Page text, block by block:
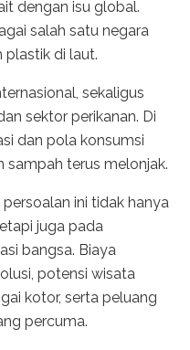
dengan isu global.
salah satu negara
di laut.
sekaligus
sektor perikanan. Di
dan pola konsumsi
terus melonjak.
ini tidak hanya
juga pada
bangsa. Biaya
potensi wisata
kotor, serta peluang
percuma.